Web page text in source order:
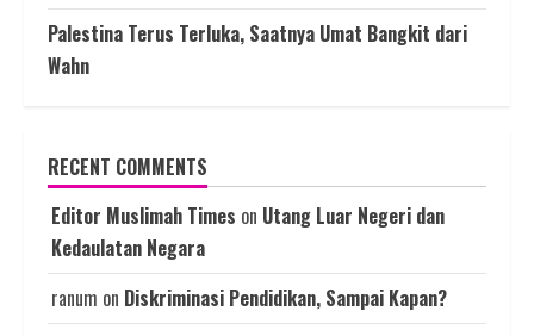
Palestina Terus Terluka, Saatnya Umat Bangkit dari
Wahn
RECENT COMMENTS
Editor Muslimah Times on Utang Luar Negeri dan
Kedaulatan Negara
ranum on Diskriminasi Pendidikan, Sampai Kapan?